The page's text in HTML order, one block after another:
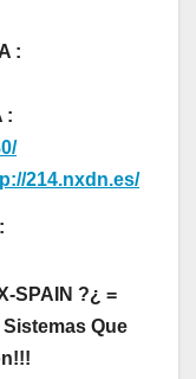
:
:
214.nxdn.es/
SPAIN ?¿ =
Que